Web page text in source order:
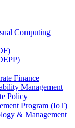
Computing
Finance
Management
Policy
Program (IoT)
& Management